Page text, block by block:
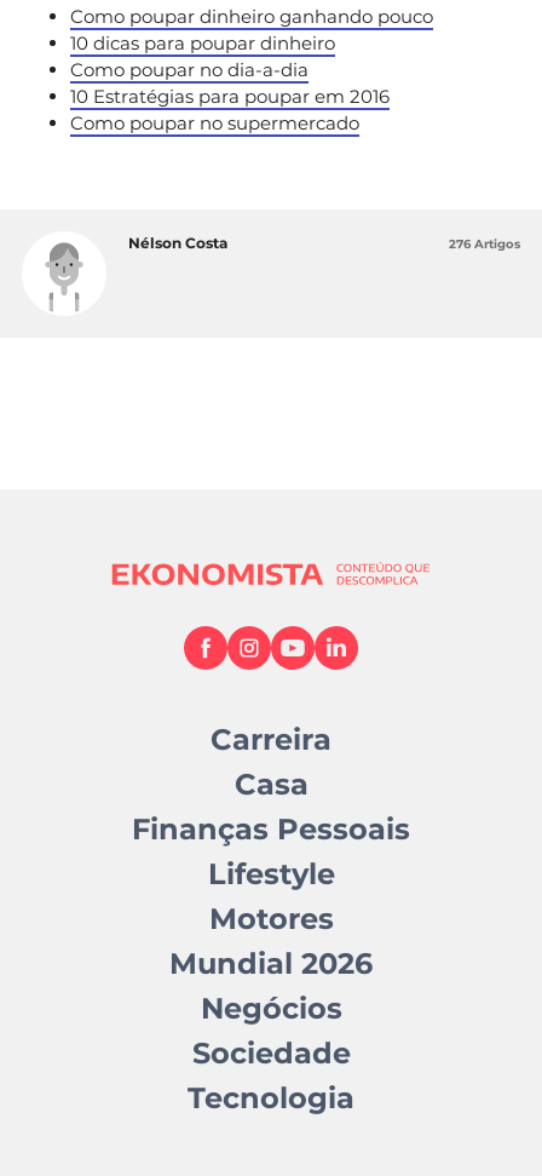
Como poupar dinheiro ganhando pouco
10 dicas para poupar dinheiro
Como poupar no dia-a-dia
10 Estratégias para poupar em 2016
Como poupar no supermercado
Nélson Costa 276 Artigos
Carreira
Casa
Finanças Pessoais
Lifestyle
Motores
Mundial 2026
Negócios
Sociedade
Tecnologia